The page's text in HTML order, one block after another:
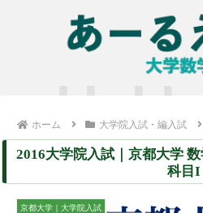
ホーム 大学院入試・編入試
2016大学院入試｜京都大学
科目I
京都大学｜大学院入試